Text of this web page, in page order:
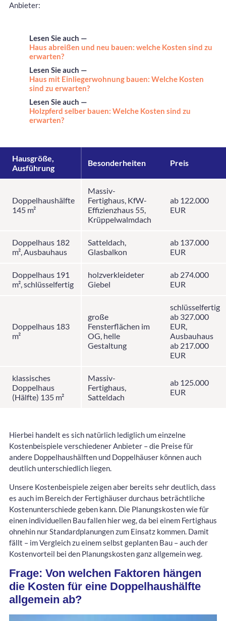
Anbieter:
Lesen Sie auch —
Haus abreißen und neu bauen: welche Kosten sind zu
erwarten?
Lesen Sie auch —
Haus mit Einliegerwohnung bauen: Welche Kosten
sind zu erwarten?
Lesen Sie auch —
Holzpferd selber bauen: Welche Kosten sind zu
erwarten?
Hausgröße,
Ausführung
Besonderheiten Preis
Doppelhaushälfte
145 m²
Massiv-
Fertighaus, KfW-
Effizienzhaus 55,
Krüppelwalmdach
ab 122.000
EUR
Doppelhaus 182
m², Ausbauhaus
Satteldach,
Glasbalkon
ab 137.000
EUR
Doppelhaus 191
m², schlüsselfertig
holzverkleideter
Giebel
ab 274.000
EUR
Doppelhaus 183
m²
große
Fensterflächen im
OG, helle
Gestaltung
schlüsselfertig
ab 327.000
EUR,
Ausbauhaus
ab 217.000
EUR
klassisches
Doppelhaus
(Hälfte) 135 m²
Massiv-
Fertighaus,
Satteldach
ab 125.000
EUR
Hierbei handelt es sich natürlich lediglich um einzelne
Kostenbeispiele verschiedener Anbieter – die Preise für
andere Doppelhaushälften und Doppelhäuser können auch
deutlich unterschiedlich liegen.
Unsere Kostenbeispiele zeigen aber bereits sehr deutlich, dass
es auch im Bereich der Fertighäuser durchaus beträchtliche
Kostenunterschiede geben kann. Die Planungskosten wie für
einen individuellen Bau fallen hier weg, da bei einem Fertighaus
ohnehin nur Standardplanungen zum Einsatz kommen. Damit
fällt – im Vergleich zu einem selbst geplanten Bau – auch der
Kostenvorteil bei den Planungskosten ganz allgemein weg.
Frage: Von welchen Faktoren hängen
die Kosten für eine Doppelhaushälfte
allgemein ab?